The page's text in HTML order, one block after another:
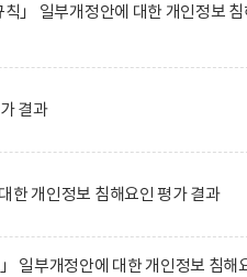
」 일부개정안에 대한 개인정보
결과
한 개인정보 침해요인 평가 결과
일부개정안에 대한 개인정보 침해